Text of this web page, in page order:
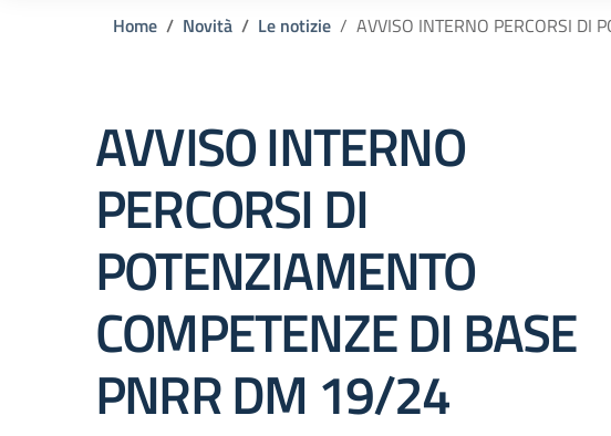
Home Novità Le notizie AVVISO INTERNO PERCORSI DI
AVVISO INTERNO
PERCORSI DI
POTENZIAMENTO
COMPETENZE DI BASE
PNRR DM 19/24